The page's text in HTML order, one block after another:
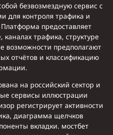
безвозмездную сервис с
для контроля трафика и
предоставляет
трафика, структуре
возможности предполагают
отчётов и классификацию
на российский сектор и
сервисы иллюстрации
регистрирует активности
диаграмма щелчков
вкладки. мостбет